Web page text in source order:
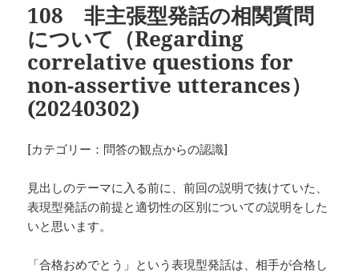
108 非主張型発話の相関質問
について（Regarding
correlative questions for
non-assertive utterances）
(20240302)
[カテゴリー：問答の観点からの認識]
見出しのテーマに入る前に、前回の説明で抜けていた、
表現型発話の前提と適切性の区別についての説明をした
いと思います。
「合格おめでとう」という表現型発話は、相手が合格し